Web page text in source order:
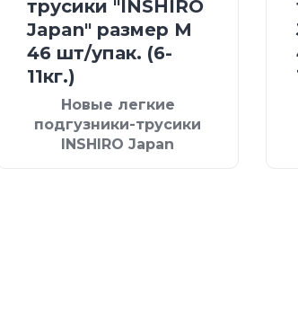
трусики "INSHIRO
Japan" размер М
46 шт/упак. (6-
11кг.)
Новые легкие
подгузники-трусики
INSHIRO Japan